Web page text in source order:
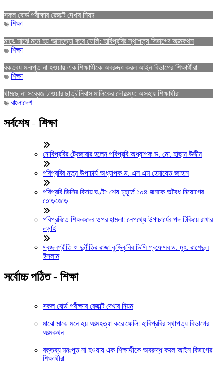
সকল বোর্ড পরীক্ষার রেজাল্ট দেখার নিয়ম
শিক্ষা
মাঝে মাঝে মনে হয় আত্মহত্যা করে ফেলি: হাবিপ্রবির স্থাপত্য বিভাগের আত্মকথন
শিক্ষা
বক্তব্য মনঃপুত না হওয়ায় এক শিক্ষার্থীকে অবরুদ্ধ করল আইন বিভাগের শিক্ষার্থীরা
শিক্ষা
থামছে না সব্বেজ টাওয়ার ছাত্রীনিবাস মালিকের দৌরাত্ম্য: অসহায় শিক্ষার্থীরা
বাংলাদেশ
সর্বশেষ - শিক্ষা
নোবিপ্রবির ট্রেজারার হলেন পবিপ্রবি অধ্যাপক ড. মো. হাছান উদ্দীন
পবিপ্রবির নতুন উপাচার্য অধ্যাপক ড. এস এম হেমায়েত জাহান
পবিপ্রবি ভিসির বিদায় ঘণ্টা: শেষ মুহূর্তে ১০৪ জনকে অবৈধ নিয়োগের
তোড়জোড়
পবিপ্রবিতে শিক্ষকদের ওপর হামলা: নেপথ্যে উপাচার্যের পদ টিকিয়ে রাখার
লড়াই
স্বজনপ্রীতি ও দুর্নীতির রাজা কুড়িকৃবির ভিসি প্রফেসর ড. মুহ. রাশেদুল
ইসলাম
সর্বোচ্চ পঠিত - শিক্ষা
সকল বোর্ড পরীক্ষার রেজাল্ট দেখার নিয়ম
মাঝে মাঝে মনে হয় আত্মহত্যা করে ফেলি: হাবিপ্রবির স্থাপত্য বিভাগের
আত্মকথন
বক্তব্য মনঃপুত না হওয়ায় এক শিক্ষার্থীকে অবরুদ্ধ করল আইন বিভাগের
শিক্ষার্থীরা